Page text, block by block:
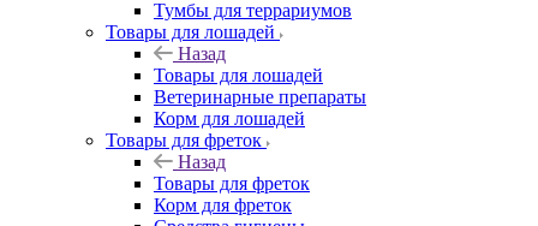
Тумбы для террариумов
Товары для лошадей
Назад
Товары для лошадей
Ветеринарные препараты
Корм для лошадей
Товары для фреток
Назад
Товары для фреток
Корм для фреток